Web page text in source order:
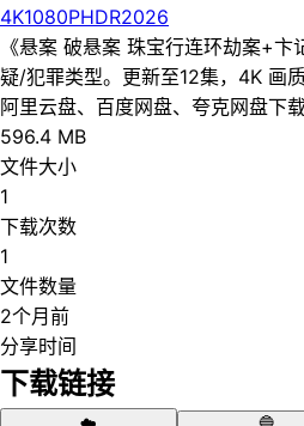
4K1080PHDR2026
《悬案 破悬案 珠宝行连环劫案+
疑/犯罪类型。更新至12集，4K 画
阿里云盘、百度网盘、夸克网盘下载
596.4 MB
文件大小
1
下载次数
1
文件数量
2个月前
分享时间
下载链接